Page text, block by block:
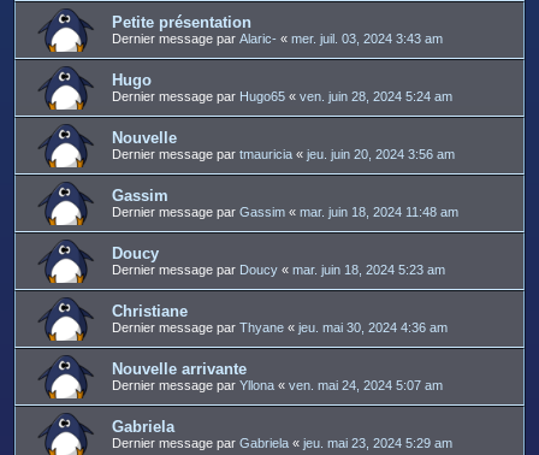
Petite présentation
Dernier message par Alaric- « mer. juil. 03, 2024 3:43 am
Hugo
Dernier message par Hugo65 « ven. juin 28, 2024 5:24 am
Nouvelle
Dernier message par tmauricia « jeu. juin 20, 2024 3:56 am
Gassim
Dernier message par Gassim « mar. juin 18, 2024 11:48 am
Doucy
Dernier message par Doucy « mar. juin 18, 2024 5:23 am
Christiane
Dernier message par Thyane « jeu. mai 30, 2024 4:36 am
Nouvelle arrivante
Dernier message par Yllona « ven. mai 24, 2024 5:07 am
Gabriela
Dernier message par Gabriela « jeu. mai 23, 2024 5:29 am